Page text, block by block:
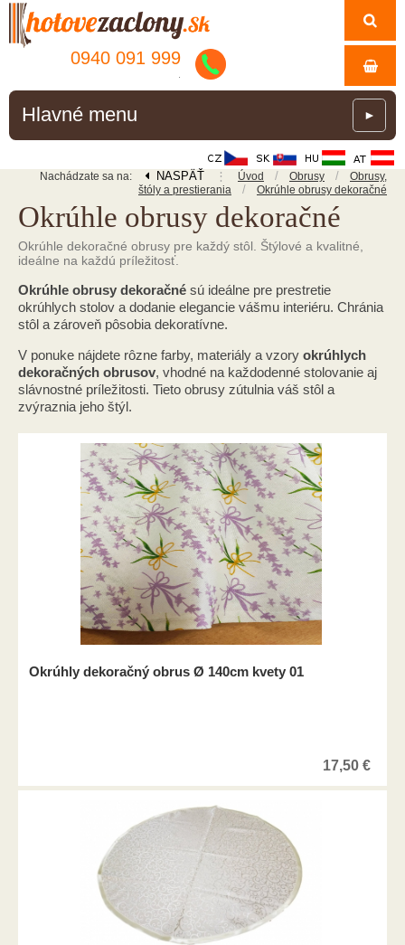
0940 091 999
Hlavné menu ►
Nachádzate sa na: NASPÄŤ ⋮ Úvod / Obrusy /
Obrusy,
štóly a prestierania
/ Okrúhle obrusy dekoračné
Okrúhle obrusy dekoračné
Okrúhle dekoračné obrusy pre každý stôl. Štýlové a kvalitné,
ideálne na každú príležitosť.
Okrúhle obrusy dekoračné sú ideálne pre prestretie
okrúhlych stolov a dodanie elegancie vášmu interiéru. Chránia
stôl a zároveň pôsobia dekoratívne.
V ponuke nájdete rôzne farby, materiály a vzory okrúhlych
dekoračných obrusov, vhodné na každodenné stolovanie aj
slávnostné príležitosti. Tieto obrusy zútulnia váš stôl a
zvýraznia jeho štýl.
Okrúhly dekoračný obrus Ø 140cm kvety 01
17,50 €